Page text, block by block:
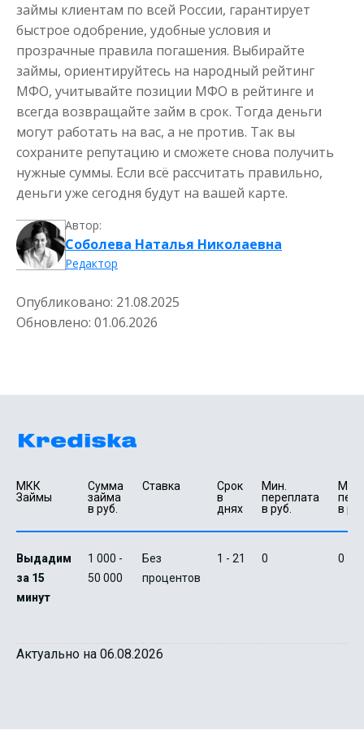
займы клиентам по всей России, гарантирует
быстрое одобрение, удобные условия и
прозрачные правила погашения. Выбирайте
займы, ориентируйтесь на народный рейтинг
МФО, учитывайте позиции МФО в рейтинге и
всегда возвращайте займ в срок. Тогда деньги
могут работать на вас, а не против. Так вы
сохраните репутацию и сможете снова получить
нужные суммы. Если всё рассчитать правильно,
деньги уже сегодня будут на вашей карте.
Автор:
Соболева Наталья Николаевна
Редактор
Опубликовано: 21.08.2025
Обновлено: 01.06.2026
МКК
Займы
Сумма
займа
в руб.
Ставка
Срок
в
днях
Мин.
переплата
в руб.
в
Выдадим
за 15
минут
1 000 -
50 000
Без
процентов
1 - 21 0 0
Актуально на 06.08.2026